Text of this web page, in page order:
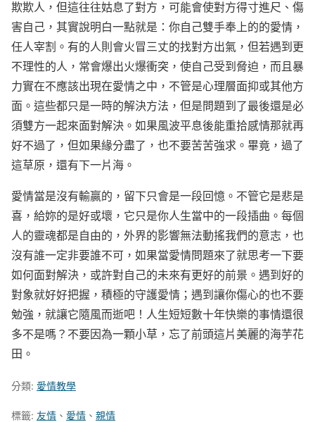
欺欺人，但這往往姑息了對方，可能會使對方得寸進尺、傷
害自己，其實說明白一點就是：你自己雙手奉上的的愛情，
任人宰割。有的人則會火冒三丈的找對方出氣，但若遇到更
不理性的人，常會爆出火爆衝突，使自己受到脅迫，而且暴
力實在不應該出現在愛情之中，不管是心理層面抑或其他方
面。這些都只是一時的解決方法，但是問題到了最後還是必
須雙方一起來面對解決。如果風波平息後能重拾感情那就再
好不過了，但如果緣分盡了，也不要苦苦強求。畢竟，過了
這草原，還有下一片海。
愛情當是沒有輸贏的，留下只會是一段回憶。不管它是悲是
喜，給妳的是好或壞，它只是你人生當中的一段插曲。每個
人的靈魂都是自由的，外界的影響無法動搖我們的意志，也
沒有誰一定非要誰不可，如果當愛情問題來了就思考一下要
如何面對解決，或許對自己的未來有更好的前景。遇到好的
對象就好好把握，積極的守護愛情；遇到讓你傷心的也不要
勉強，就讓它隨風而逝吧！人生短短數十年快樂的事情還很
多不是嗎？不要因為一顆小草，忘了前頭這片美麗的海芋花
田。
分類: 愛情教學
標籤: 友情 、 愛情 、 親情